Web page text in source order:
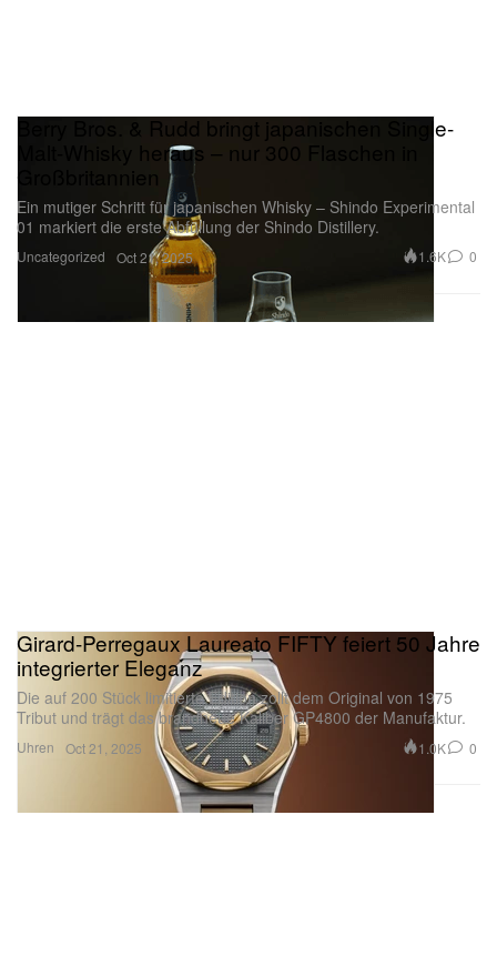
Uncategorized
Berry Bros. & Rudd bringt japanischen Single-
Malt-Whisky heraus – nur 300 Flaschen in
Großbritannien
Ein mutiger Schritt für japanischen Whisky – Shindo Experimental
01 markiert die erste Abfüllung der Shindo Distillery.
Oct 21, 2025 1.6K 0
Uhren
Girard-Perregaux Laureato FIFTY feiert 50 Jahre
integrierter Eleganz
Die auf 200 Stück limitierte Edition zollt dem Original von 1975
Tribut und trägt das brandneue Kaliber GP4800 der Manufaktur.
Oct 21, 2025 1.0K 0